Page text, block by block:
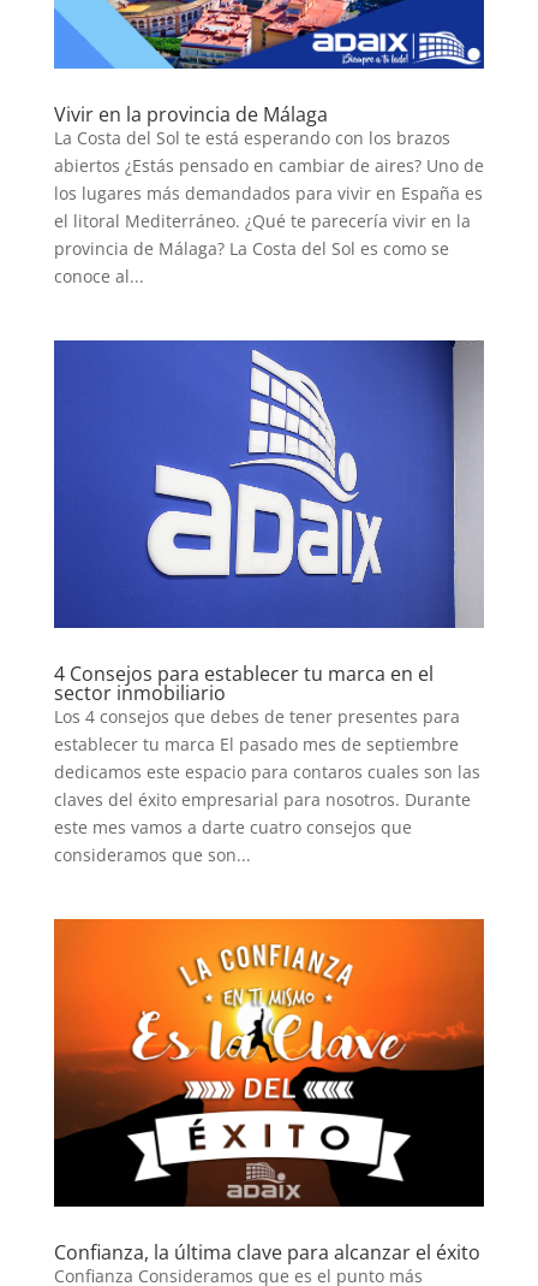
Vivir en la provincia de Málaga
La Costa del Sol te está esperando con los brazos
abiertos ¿Estás pensado en cambiar de aires? Uno de
los lugares más demandados para vivir en España es
el litoral Mediterráneo. ¿Qué te parecería vivir en la
provincia de Málaga? La Costa del Sol es como se
conoce al...
4 Consejos para establecer tu marca en el
sector inmobiliario
Los 4 consejos que debes de tener presentes para
establecer tu marca El pasado mes de septiembre
dedicamos este espacio para contaros cuales son las
claves del éxito empresarial para nosotros. Durante
este mes vamos a darte cuatro consejos que
consideramos que son...
Confianza, la última clave para alcanzar el éxito
Confianza Consideramos que es el punto más